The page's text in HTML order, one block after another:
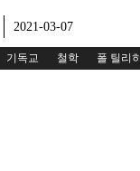
2021-03-07
기독교 철학 폴 틸리히